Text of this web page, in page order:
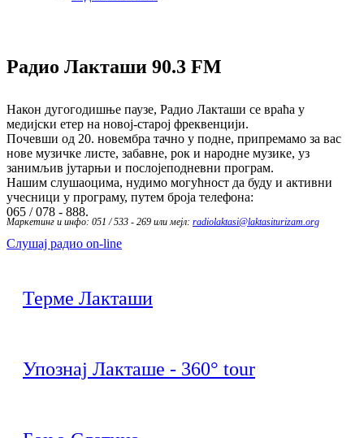
Радио Лакташи 90.3 FM
Након дугогодишње паузе, Радио Лакташи се враћа у
медијски етер на новој-старој фреквенцији.
Почевши од 20. новембра тачно у подне, припремамо за вас
нове музичке листе, забавне, рок и народне музике, уз
занимљив јутарњи и послојеподневни програм.
Нашим слушаоцима, нудимо могућност да буду и активни
учесници у програму, путем броја телефона:
065 / 078 - 888.
Маркетинг и инфо: 051 / 533 - 269 или мејл: radiolaktasi@laktasiturizam.org
Слушај радио on-line
Терме Лакташи
Упознај Лакташе - 360° tour